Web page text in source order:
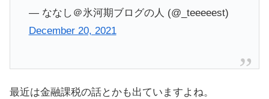
— ななし＠氷河期ブログの人 (@_teeeeest)
December 20, 2021
最近は金融課税の話とかも出ていますよね。